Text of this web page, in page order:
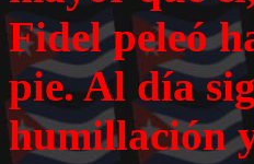
Fidel peleó
pie. Al día
humillación